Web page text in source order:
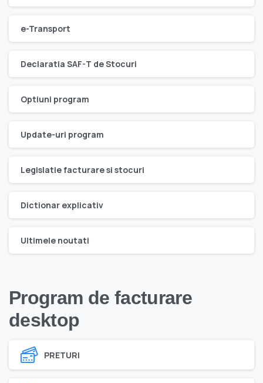
e-Transport
Declaratia SAF-T de Stocuri
Optiuni program
Update-uri program
Legislatie facturare si stocuri
Dictionar explicativ
Ultimele noutati
Program de facturare
desktop
PRETURI